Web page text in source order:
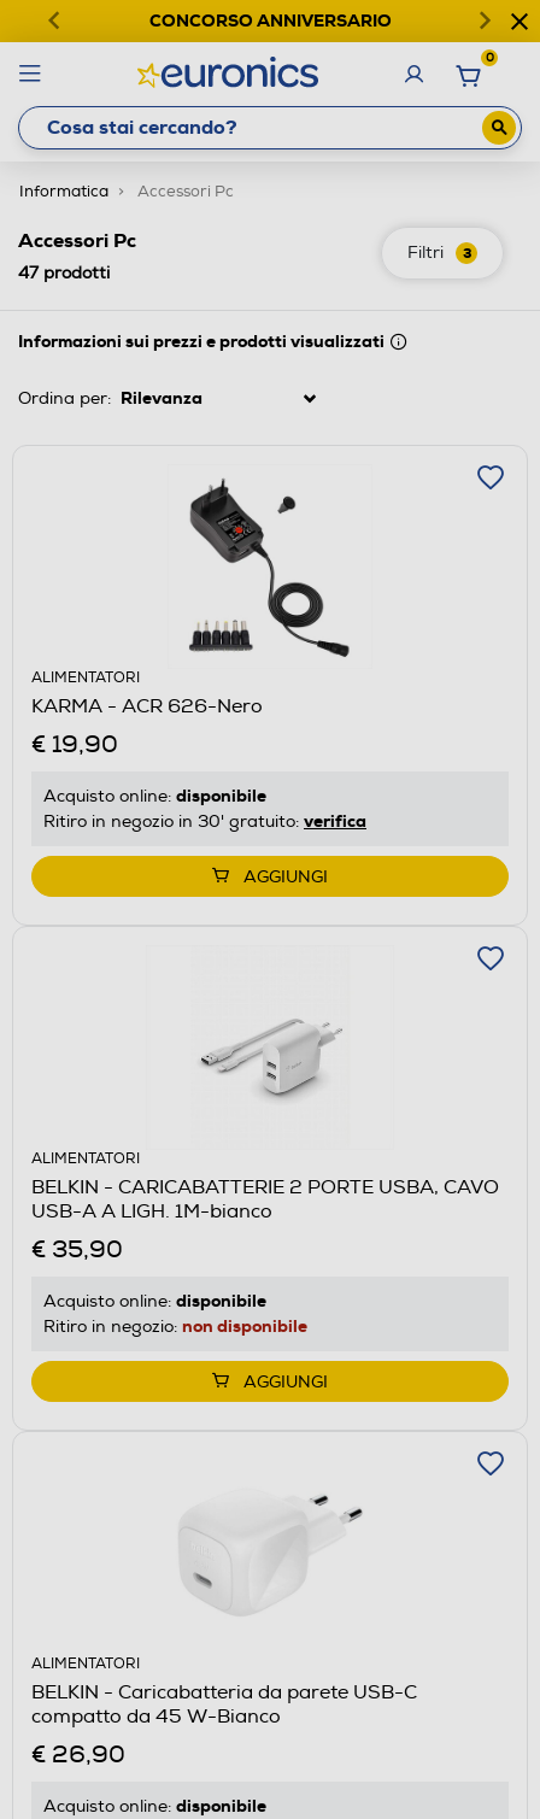
CONCORSO ANNIVERSARIO
0
Informatica Accessori Pc
Filtri 3
Accessori Pc
47prodotti
Informazioni sui prezzi e prodotti visualizzati
Ordina per:
ALIMENTATORI
KARMA - ACR 626-Nero
€ 19,90
Acquisto online: disponibile
Ritiro in negozio in 30' gratuito: verifica
AGGIUNGI
ALIMENTATORI
BELKIN - CARICABATTERIE 2 PORTE USBA, CAVO
USB-A A LIGH. 1M-bianco
€ 35,90
Acquisto online: disponibile
Ritiro in negozio: non disponibile
AGGIUNGI
ALIMENTATORI
BELKIN - Caricabatteria da parete USB-C
compatto da 45 W-Bianco
€ 26,90
Acquisto online: disponibile